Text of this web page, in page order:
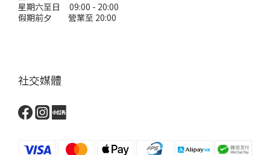
星期六至日 09:00 - 20:00
假期前夕 營業至 20:00
社交媒體